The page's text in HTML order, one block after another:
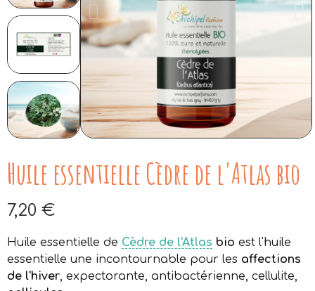
Huile essentielle Cèdre de l'Atlas bio
7,20 €
Huile essentielle de Cèdre de l'Atlas bio est l'huile
essentielle une incontournable pour les affections
de l'hiver, expectorante, antibactérienne, cellulite,